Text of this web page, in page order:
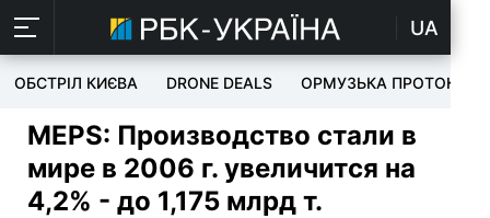
UA
ОБСТРІЛ КИЄВА DRONE DEALS ОРМУЗЬКА ПРОТОКА
MEPS: Производство стали в
мире в 2006 г. увеличится на
4,2% - до 1,175 млрд т.